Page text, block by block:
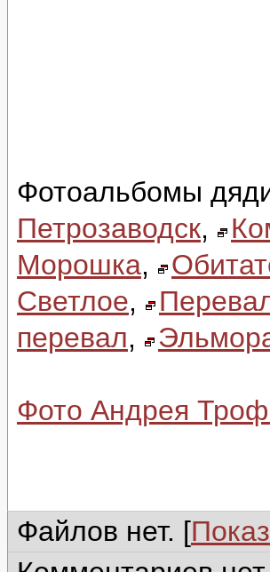
Фотоальбомы
Петрозаводск,
Морошка,
Светлое,
перевал,
Фото Андрея
Файлов нет. [